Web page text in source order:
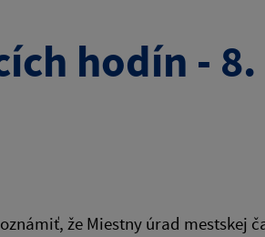
hodín -
že Miestny úrad mestskej